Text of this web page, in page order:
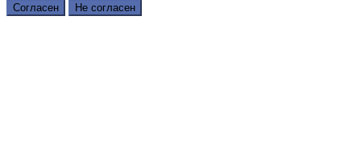
Согласен Не согласен